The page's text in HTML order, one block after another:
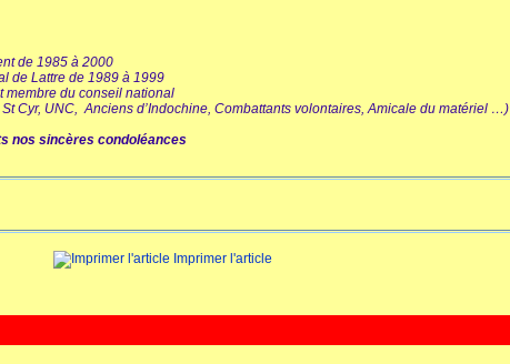
de 1985 à 2000
de Lattre de 1989 à 1999
membre du conseil national
Cyr, UNC, Anciens d’Indochine, Combattants volontaires, Amicale du matériel …)
nos sincères condoléances
Imprimer l'article